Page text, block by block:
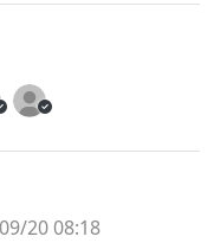
20 08:18